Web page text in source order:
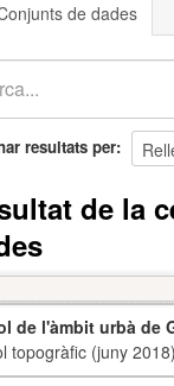
de dades
resultats per
de la
de l'àmbit urbà de
topogràfic (juny